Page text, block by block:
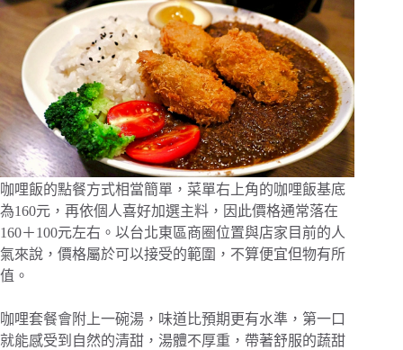
咖哩飯的點餐方式相當簡單，菜單右上角的咖哩飯基底
為160元，再依個人喜好加選主料，因此價格通常落在
160＋100元左右。以台北東區商圈位置與店家目前的人
氣來說，價格屬於可以接受的範圍，不算便宜但物有所
值。
咖哩套餐會附上一碗湯，味道比預期更有水準，第一口
就能感受到自然的清甜，湯體不厚重，帶著舒服的蔬甜